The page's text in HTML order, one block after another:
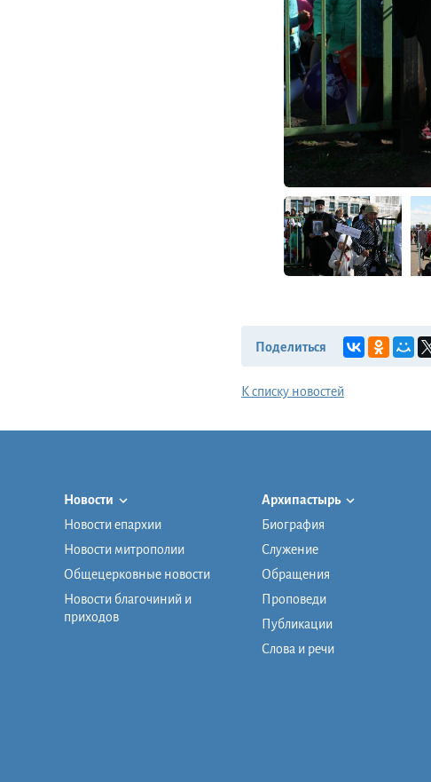
Поделиться
К списку новостей
Новости
Новости епархии
Новости митрополии
Общецерковные новости
Новости благочиний и
приходов
Архипастырь
Биография
Служение
Обращения
Проповеди
Публикации
Слова и речи